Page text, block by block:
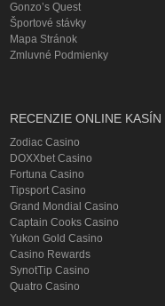
Gonzo’s Quest
Športové stávky
Mapa Stránok
Zmluvné Podmienky
RECENZIE ONLINE KASÍN
Zodiac Casino
DOXXbet Casino
Fortuna Casino
Tipsport Casino
Grand Mondial Casino
Captain Cooks Casino
Yukon Gold Casino
Casino Rewards
SynotTip Casino
Quatro Casino